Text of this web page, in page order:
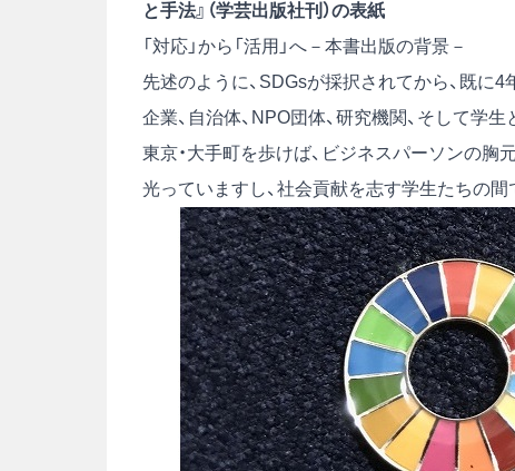
と手法』（学芸出版社刊）の表紙
「対応」から「活用」へ－本書出版の背景－
先述のように、SDGsが採択されてから、既に
企業、自治体、NPO団体、研究機関、そして学
東京・大手町を歩けば、ビジネスパーソンの胸
光っていますし、社会貢献を志す学生たちの